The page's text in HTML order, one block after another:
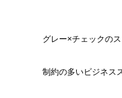
グレー×チェックの
制約の多いビジネス